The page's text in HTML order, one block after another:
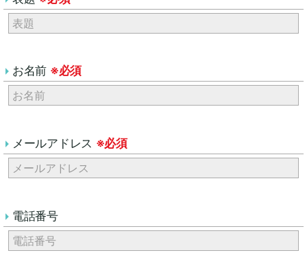
お名前 ※必須
メールアドレス ※必須
電話番号